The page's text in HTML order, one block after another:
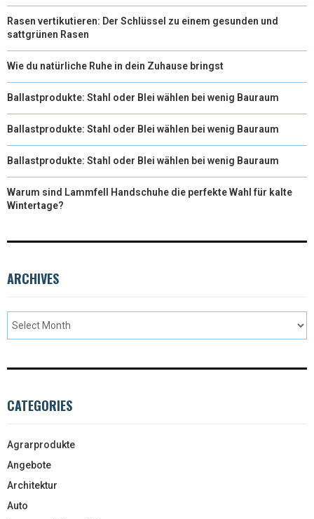
Rasen vertikutieren: Der Schlüssel zu einem gesunden und
sattgrünen Rasen
Wie du natürliche Ruhe in dein Zuhause bringst
Ballastprodukte: Stahl oder Blei wählen bei wenig Bauraum
Ballastprodukte: Stahl oder Blei wählen bei wenig Bauraum
Ballastprodukte: Stahl oder Blei wählen bei wenig Bauraum
Warum sind Lammfell Handschuhe die perfekte Wahl für kalte
Wintertage?
ARCHIVES
CATEGORIES
Agrarprodukte
Angebote
Architektur
Auto